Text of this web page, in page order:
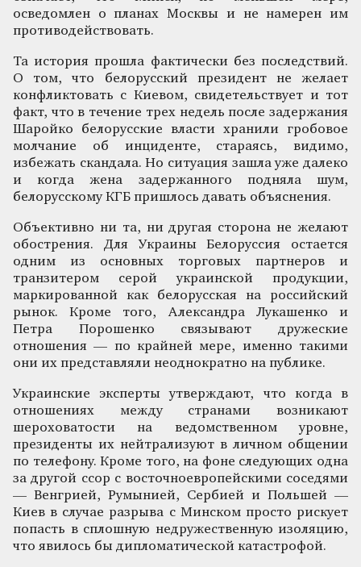
осведомлен о планах Москвы и не намерен им
противодействовать.
Та история прошла фактически без последствий.
О том, что белорусский президент не желает
конфликтовать с Киевом, свидетельствует и тот
факт, что в течение трех недель после задержания
Шаройко белорусские власти хранили гробовое
молчание об инциденте, стараясь, видимо,
избежать скандала. Но ситуация зашла уже далеко
и когда жена задержанного подняла шум,
белорусскому КГБ пришлось давать объяснения.
Объективно ни та, ни другая сторона не желают
обострения. Для Украины Белоруссия остается
одним из основных торговых партнеров и
транзитером серой украинской продукции,
маркированной как белорусская на российский
рынок. Кроме того, Александра Лукашенко и
Петра Порошенко связывают дружеские
отношения — по крайней мере, именно такими
они их представляли неоднократно на публике.
Украинские эксперты утверждают, что когда в
отношениях между странами возникают
шероховатости на ведомственном уровне,
президенты их нейтрализуют в личном общении
по телефону. Кроме того, на фоне следующих одна
за другой ссор с восточноевропейскими соседями
— Венгрией, Румынией, Сербией и Польшей —
Киев в случае разрыва с Минском просто рискует
попасть в сплошную недружественную изоляцию,
что явилось бы дипломатической катастрофой.